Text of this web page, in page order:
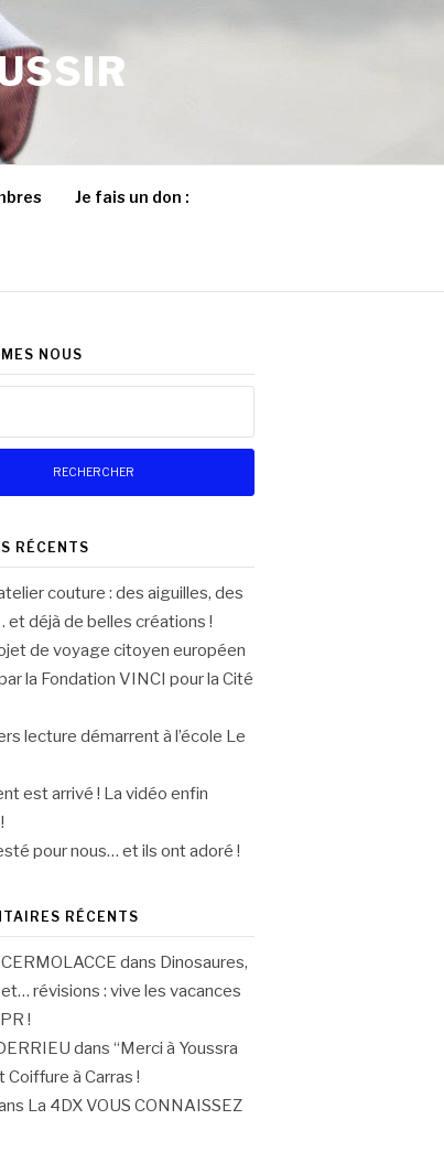
Je fais un don :
NOUS
RÉCENTS
couture : des aiguilles, des
et déjà de belles créations !
de voyage citoyen européen
la Fondation VINCI pour la Cité
lecture démarrent à l’école Le
est arrivé ! La vidéo enfin
pour nous… et ils ont adoré !
RÉCENTS
dans Dinosaures,
révisions : vive les vacances
!
dans “Merci à Youssra
Coiffure à Carras !
La 4DX VOUS CONNAISSEZ